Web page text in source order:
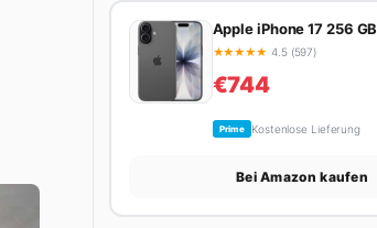
Apple iPhone 17 256 GB
★★★★★ 4.5 (597)
€744
Prime Kostenlose Lieferung
Bei Amazon kaufen